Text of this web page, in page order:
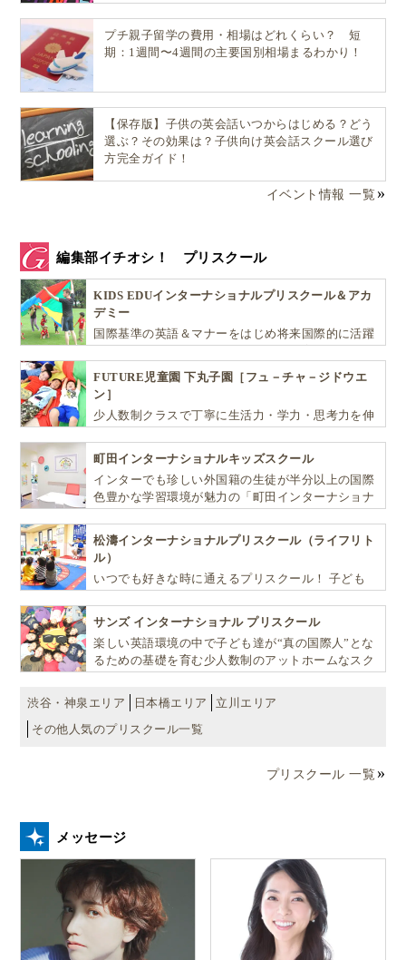
プチ親子留学の費用・相場はどれくらい？ 短
期：1週間〜4週間の主要国別相場まるわかり！
【保存版】子供の英会話いつからはじめる？どう
選ぶ？その効果は？子供向け英会話スクール選び
方完全ガイド！
イベント情報 一覧
編集部イチオシ！ プリスクール
KIDS EDUインターナショナルプリスクール＆アカ
デミー
国際基準の英語＆マナーをはじめ将来国際的に活躍
EDU（キッズ・エデュ）」は幼児から小学生まで一
貫して学べる充実のカリキュラムが魅力です
FUTURE児童園 下丸子園［フュ－チャ－ジドウエ
ン］
少人数制クラスで丁寧に生活力・学力・思考力を伸
町田インターナショナルキッズスクール
インターでも珍しい外国籍の生徒が半分以上の国際
色豊かな学習環境が魅力の「町田インターナショナ
松濤インターナショナルプリスクール（ライフリト
ル）
いつでも好きな時に通えるプリスクール！ 子ども
自ら進んで学ぶこと、考える力を育みます
サンズ インターナショナル プリスクール
楽しい英語環境の中で子ども達が“真の国際人”とな
るための基礎を育む少人数制のアットホームなスク
渋谷・神泉エリア
日本橋エリア
立川エリア
その他人気のプリスクール一覧
プリスクール 一覧
メッセージ